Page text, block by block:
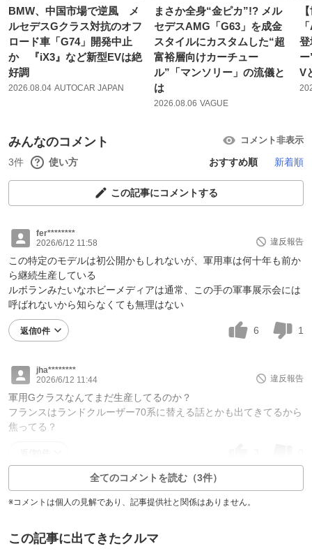
BMW、中国市場で逆風 メ
ルセデスGクラス対抗のオフ
ロード車「G74」開発中止
か 『iX3』など新型EVは絶
好調
2026.08.04 AUTOCAR JAPAN
まさか全身“金ピカ”!? メル
セデスAMG「G63」を成金
スタイルにカスタムした“超
富裕層向けカーチュー
ル”「マンソリー」の流儀と
は
2026.08.06 VAGUE
登
V
みんなのコメント コメント非表示
3件 使い方 おすすめ順 新着順
この記事にコメントする
fer********
2026/6/12 11:58
違反報告
この特定のモデルは初公開かもしれないが、軍用車は何十年も前か
ら継続生産している
ルボランみたいなホビーメディアは通常、この手の軍事展示会には
呼ばれないから知らなくても無理はない
返信0件 6 1
jha********
2026/6/12 11:44
違反報告
軍用Gクラスなんてまだ生産してるのか？
フランスはランドクルーザー70系に替える話とかも出てきてるから
焦ってる？
全てのコメントを読む（3件）
※コメントは個人の見解であり、記事提供社と関係はありません。
この記事に出てきたクルマ